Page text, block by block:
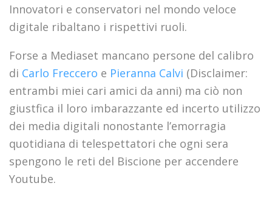
Innovatori e conservatori nel mondo veloce
digitale ribaltano i rispettivi ruoli.
Forse a Mediaset mancano persone del calibro
di Carlo Freccero e Pieranna Calvi (Disclaimer:
entrambi miei cari amici da anni) ma ciò non
giustfica il loro imbarazzante ed incerto utilizzo
dei media digitali nonostante l’emorragia
quotidiana di telespettatori che ogni sera
spengono le reti del Biscione per accendere
Youtube.